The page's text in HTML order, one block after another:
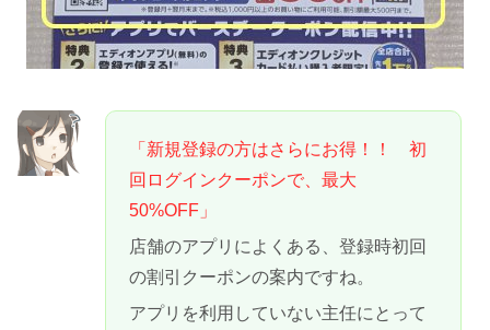
「新規登録の方はさらにお得！！ 初
回ログインクーポンで、最大
50%OFF」
店舗のアプリによくある、登録時初回
の割引クーポンの案内ですね。
アプリを利用していない主任にとって